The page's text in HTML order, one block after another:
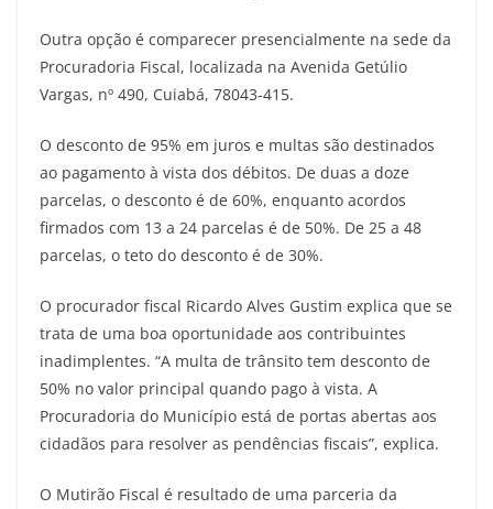
Outra opção é comparecer presencialmente na sede da
Procuradoria Fiscal, localizada na Avenida Getúlio
Vargas, nº 490, Cuiabá, 78043-415.
O desconto de 95% em juros e multas são destinados
ao pagamento à vista dos débitos. De duas a doze
parcelas, o desconto é de 60%, enquanto acordos
firmados com 13 a 24 parcelas é de 50%. De 25 a 48
parcelas, o teto do desconto é de 30%.
O procurador fiscal Ricardo Alves Gustim explica que se
trata de uma boa oportunidade aos contribuintes
inadimplentes. “A multa de trânsito tem desconto de
50% no valor principal quando pago à vista. A
Procuradoria do Município está de portas abertas aos
cidadãos para resolver as pendências fiscais”, explica.
O Mutirão Fiscal é resultado de uma parceria da